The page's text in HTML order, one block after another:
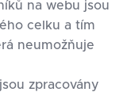
na webu jsou
celku a tím
neumožňuje
zpracovány